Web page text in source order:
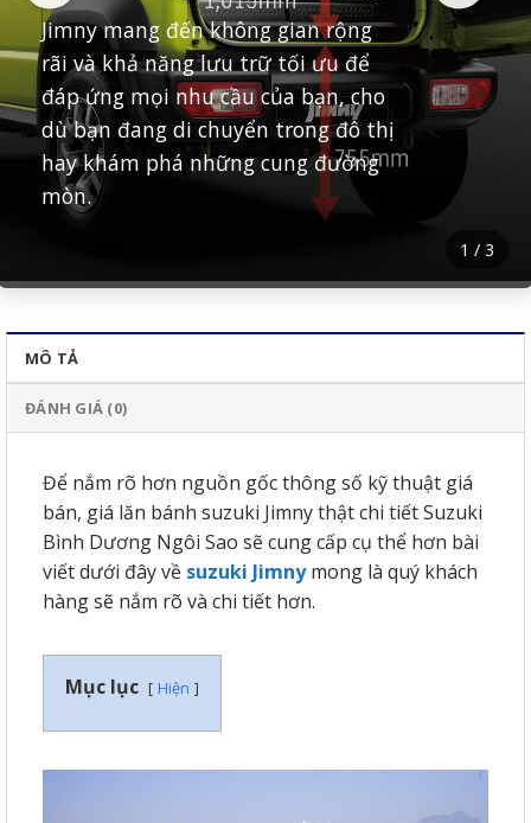
Jimny mang đến không gian rộng
rãi và khả năng lưu trữ tối ưu để
đáp ứng mọi nhu cầu của bạn, cho
dù bạn đang di chuyển trong đô thị
hay khám phá những cung đường
mòn.
1 / 3
MÔ TẢ
ĐÁNH GIÁ (0)
Để nắm rõ hơn nguồn gốc thông số kỹ thuật giá
bán, giá lăn bánh suzuki Jimny thật chi tiết Suzuki
Bình Dương Ngôi Sao sẽ cung cấp cụ thể hơn bài
viết dưới đây về suzuki Jimnymong là quý khách
hàng sẽ nắm rõ và chi tiết hơn.
Mục lục Hiện